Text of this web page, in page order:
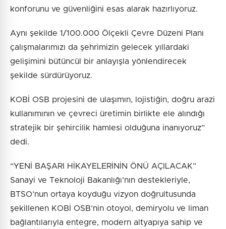
konforunu ve güvenliğini esas alarak hazırlıyoruz.
Aynı şekilde 1/100.000 Ölçekli Çevre Düzeni Planı
çalışmalarımızı da şehrimizin gelecek yıllardaki
gelişimini bütüncül bir anlayışla yönlendirecek
şekilde sürdürüyoruz.
KOBİ OSB projesini de ulaşımın, lojistiğin, doğru arazi
kullanımının ve çevreci üretimin birlikte ele alındığı
stratejik bir şehircilik hamlesi olduğuna inanıyoruz”
dedi.
“YENİ BAŞARI HİKAYELERİNİN ÖNÜ AÇILACAK”
Sanayi ve Teknoloji Bakanlığı’nın destekleriyle,
BTSO’nun ortaya koyduğu vizyon doğrultusunda
şekillenen KOBİ OSB’nin otoyol, demiryolu ve liman
bağlantılarıyla entegre, modern altyapıya sahip ve